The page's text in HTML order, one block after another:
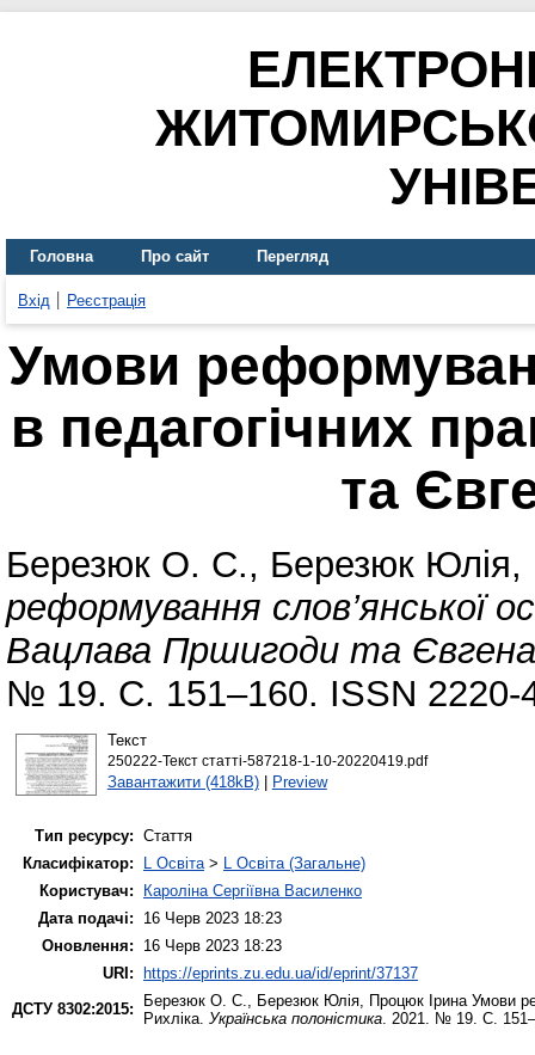
Головна Про сайт Перегляд
Вхід Реєстрація
Умови
в педагогічних
та
Березюк О. С., Березюк Юлія,
реформування слов’янської
Вацлава Пршигоди та Євгена
№ 19. С. 151–160. ISSN 2220-
Текст
250222-Текст статті-587218-1-10-20220419.pdf
Завантажити (418kB)| Preview
Тип ресурсу: Стаття
Класифікатор:
L Освіта> L Освіта (Загальне)
Користувач:
Кароліна Сергіївна Василенко
Дата подачі:
16 Черв 2023 18:23
Оновлення:
16 Черв 2023 18:23
URI:
https://eprints.zu.edu.ua/id/eprint/37137
ДСТУ 8302:2015:
Березюк О. С., Березюк Юлія, Процюк ІринаУмови
Рихліка. Українська полоністика. 2021. № 19. С.